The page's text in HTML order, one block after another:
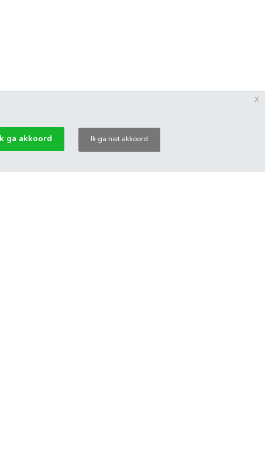
Ik ga akkoord Ik ga niet akkoord
x